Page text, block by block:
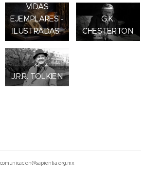
VIDAS
EJEMPLARES -
ILUSTRADAS
G.K.
CHESTERTON
J.R.R. TOLKIEN
comunicacion@sapientia.org.mx